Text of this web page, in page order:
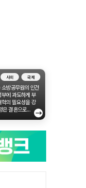
사회 국제
방공무원의 인건
에 과도하게 부
의 필요성을 강
은 결혼으로...
→